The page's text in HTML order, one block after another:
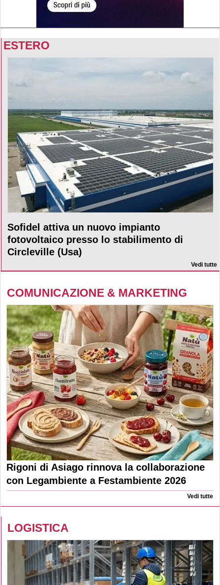
ESTERO
Sofidel attiva un nuovo impianto
fotovoltaico presso lo stabilimento di
Circleville (Usa)
Vedi tutte
COMUNICAZIONE & MARKETING
Rigoni di Asiago rinnova la collaborazione
con Legambiente a Festambiente 2026
Vedi tutte
LOGISTICA